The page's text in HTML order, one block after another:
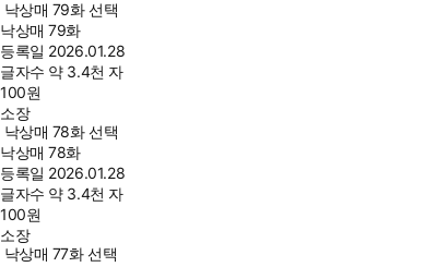
낙상매 79화 선택
낙상매 79화
등록일 2026.01.28
글자수 약 3.4천 자
100원
소장
낙상매 78화 선택
낙상매 78화
등록일 2026.01.28
글자수 약 3.4천 자
100원
소장
낙상매 77화 선택